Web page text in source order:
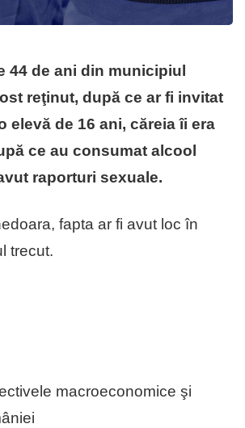
44 de ani din municipiul
reţinut, după ce ar fi invitat
elevă de 16 ani, căreia îi era
ce au consumat alcool
raporturi sexuale.
fapta ar fi avut loc în
trecut.
macroeconomice şi